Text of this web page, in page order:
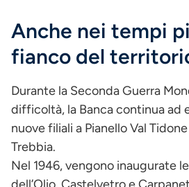
Anche nei tempi
fianco del
Durante la Seconda Guerra
difficoltà, la Banca continua ad
nuove filiali a Pianello Val
Trebbia.
Nel 1946, vengono inaugurate